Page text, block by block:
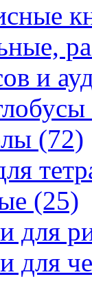
и
(72)
(25)
для
для